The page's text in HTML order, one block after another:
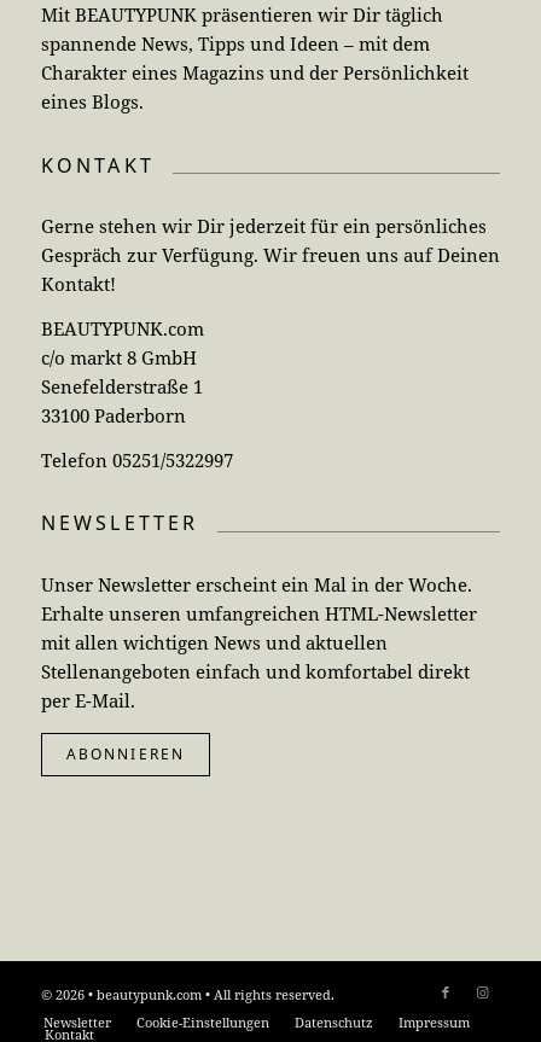
Mit BEAUTYPUNK präsentieren wir Dir täglich
spannende News, Tipps und Ideen – mit dem
Charakter eines Magazins und der Persönlichkeit
eines Blogs.
KONTAKT
Gerne stehen wir Dir jederzeit für ein persönliches
Gespräch zur Verfügung. Wir freuen uns auf Deinen
Kontakt!
BEAUTYPUNK.com
c/o markt 8 GmbH
Senefelderstraße 1
33100 Paderborn
Telefon 05251/5322997
NEWSLETTER
Unser Newsletter erscheint ein Mal in der Woche.
Erhalte unseren umfangreichen HTML-Newsletter
mit allen wichtigen News und aktuellen
Stellenangeboten einfach und komfortabel direkt
per E-Mail.
ABONNIEREN
© 2026 • beautypunk.com • All rights reserved.
Newsletter
Cookie-Einstellungen Datenschutz Impressum
Kontakt